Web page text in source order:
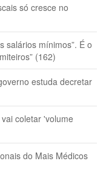
só cresce no
salários mínimos”. É o
(162)
estuda decretar
coletar 'volume
do Mais Médicos